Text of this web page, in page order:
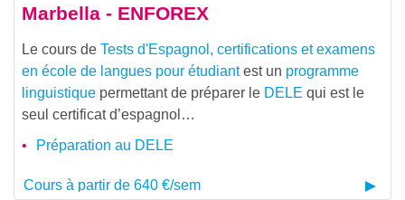
Marbella - ENFOREX
Le cours de Tests d'Espagnol, certifications et examens
en école de langues pour étudiantest un programme
linguistique permettant de préparer le DELE qui est le
seul certificat d’espagnol…
Préparation au DELE
Cours à partir de 640 €/sem